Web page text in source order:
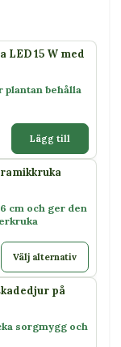
LED 15 W med
plantan behålla
Lägg till
cm och ger den
Välj alternativ
på
sorgmygg och